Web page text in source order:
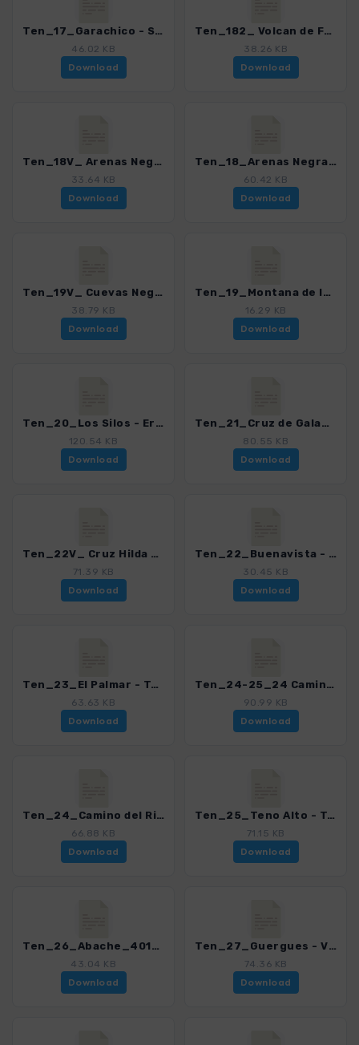
Ten_17_Garachico - San Juan del Reparo_4016_21.gpx
46.02 KB
Download
Ten_182_ Volcan de Fasnia_4016_21.gpx
38.26 KB
Download
Ten_18V_ Arenas Negras - Volcan Garachico_4016_21.gpx
33.64 KB
Download
Ten_18_Arenas Negras - Chinyero_4016_21.gpx
60.42 KB
Download
Ten_19V_ Cuevas Negras - Montana de la Botija - Montana Samara_4016_21.gpx
38.79 KB
Download
Ten_19_Montana de la Botija - Montana Samara_4016_21.gpx
16.29 KB
Download
Ten_20_Los Silos - Erjos_4016_21.gpx
120.54 KB
Download
Ten_21_Cruz de Gala_4016_21.gpx
80.55 KB
Download
Ten_22V_ Cruz Hilda - Morro de la Galera_4016_21.gpx
71.39 KB
Download
Ten_22_Buenavista - El Palmar - Masca_4016_21.gpx
30.45 KB
Download
Ten_23_El Palmar - Teno Alto_4016_21.gpx
63.63 KB
Download
Ten_24-25_24 Camino del Risco - Teno Alto - Teno Bajo_4016_21.gpx
90.99 KB
Download
Ten_24_Camino del Risco_4016_21.gpx
66.88 KB
Download
Ten_25_Teno Alto - Teno Bajo_4016_21.gpx
71.15 KB
Download
Ten_26_Abache_4016_21.gpx
43.04 KB
Download
Ten_27_Guergues - Vista Playa de Masca_4016_21.gpx
74.36 KB
Download